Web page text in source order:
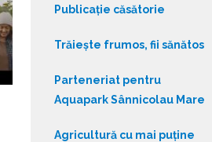
Publicație căsătorie
Trăiește frumos, fii sănătos
Parteneriat pentru
Aquapark Sânnicolau Mare
Agricultură cu mai puține